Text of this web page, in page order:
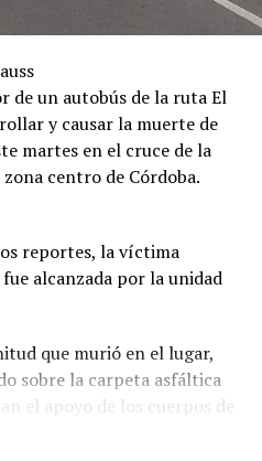
de un autobús de la ruta El
y causar la muerte de
martes en el cruce de la
centro de Córdoba.
reportes, la víctima
alcanzada por la unidad
que murió en el lugar,
sobre la carpeta asfáltica
el apoyo de los cuerpos de